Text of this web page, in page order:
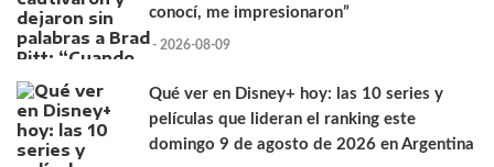
conocí, me impresionaron”
- 2026-08-09
Qué ver en Disney+ hoy: las 10 series y
películas que lideran el ranking este
domingo 9 de agosto de 2026 en Argentina